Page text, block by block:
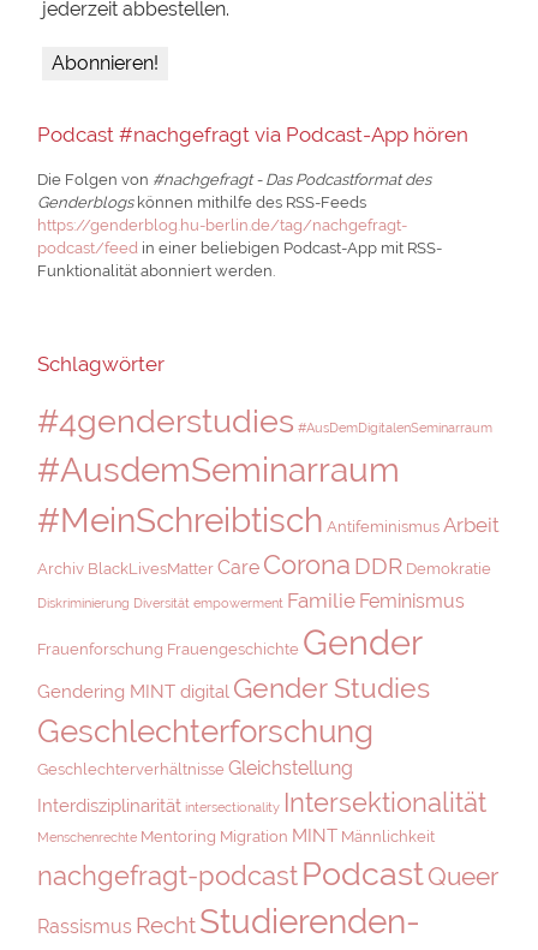
jederzeit abbestellen.
Podcast #nachgefragt via Podcast-App hören
Die Folgen von #nachgefragt - Das Podcastformat des
Genderblogskönnen mithilfe des RSS-Feeds
https://genderblog.hu-berlin.de/tag/nachgefragt-
podcast/feed in einer beliebigen Podcast-App mit RSS-
Funktionalität abonniert werden.
Schlagwörter
#4genderstudies #AusDemDigitalenSeminarraum
#AusdemSeminarraum
#MeinSchreibtisch Antifeminismus Arbeit
Archiv BlackLivesMatter Care Corona DDR Demokratie
Diskriminierung Diversität empowerment Familie Feminismus
Frauenforschung Frauengeschichte Gender
Gendering MINT digital Gender Studies
Geschlechterforschung
Geschlechterverhältnisse Gleichstellung
Interdisziplinarität intersectionality Intersektionalität
Menschenrechte Mentoring Migration MINT Männlichkeit
nachgefragt-podcastPodcastQueer
Rassismus RechtStudierenden-